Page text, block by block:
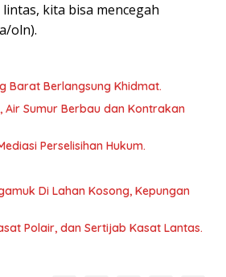
kita bisa mencegah
oln).
Barat Berlangsung Khidmat.
Air Sumur Berbau dan Kontrakan
Perselisihan Hukum.
Di Lahan Kosong, Kepungan
Polair, dan Sertijab Kasat Lantas.